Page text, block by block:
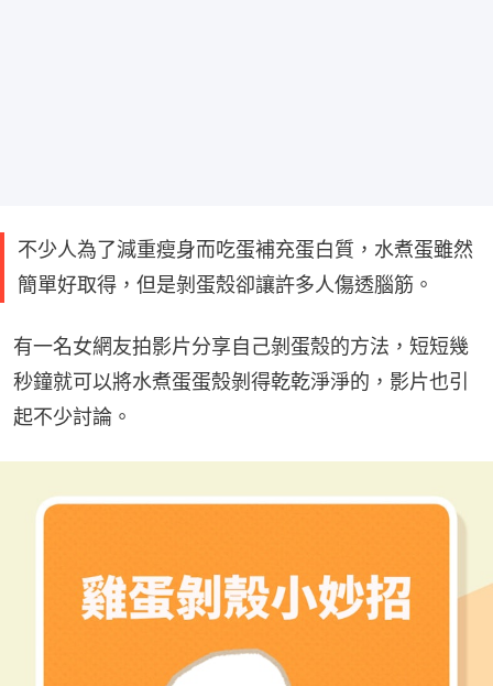
不少人為了減重瘦身而吃蛋補充蛋白質，水煮蛋雖然
簡單好取得，但是剝蛋殼卻讓許多人傷透腦筋。
有一名女網友拍影片分享自己剝蛋殼的方法，短短幾
秒鐘就可以將水煮蛋蛋殼剝得乾乾淨淨的，影片也引
起不少討論。